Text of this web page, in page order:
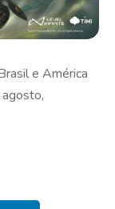
e América